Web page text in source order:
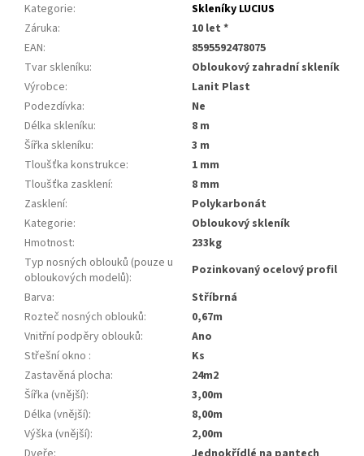
Kategorie:
Skleníky LUCIUS
Záruka:
10 let *
EAN:
8595592478075
Tvar skleníku:
Obloukový zahradní skleník
Výrobce:
Lanit Plast
Podezdívka:
Ne
Délka skleníku:
8 m
Šířka skleníku:
3 m
Tloušťka konstrukce:
1 mm
Tloušťka zasklení:
8 mm
Zasklení:
Polykarbonát
Kategorie:
obloukový skleník
Hmotnost:
233kg
Typ nosných oblouků (pouze u
obloukových modelů):
pozinkovaný ocelový profil
Barva:
stříbrná
Rozteč nosných oblouků:
0,67m
Vnitřní podpěry oblouků:
ano
Střešní okno :
ks
Zastavěná plocha:
24m2
Šířka (vnější):
3,00m
Délka (vnější):
8,00m
Výška (vnější):
2,00m